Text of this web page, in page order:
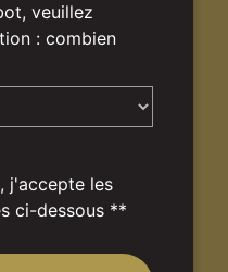
veuillez
: combien
j'accepte les
ci-dessous **